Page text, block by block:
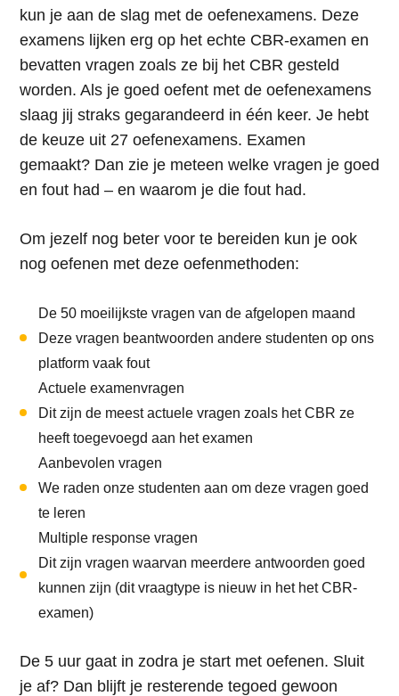
kun je aan de slag met de oefenexamens. Deze
examens lijken erg op het echte CBR-examen en
bevatten vragen zoals ze bij het CBR gesteld
worden. Als je goed oefent met de oefenexamens
slaag jij straks gegarandeerd in één keer. Je hebt
de keuze uit 27 oefenexamens. Examen
gemaakt? Dan zie je meteen welke vragen je goed
en fout had – en waarom je die fout had.
Om jezelf nog beter voor te bereiden kun je ook
nog oefenen met deze oefenmethoden:
De 50 moeilijkste vragen van de afgelopen maand
Deze vragen beantwoorden andere studenten op ons
platform vaak fout
Actuele examenvragen
Dit zijn de meest actuele vragen zoals het CBR ze
heeft toegevoegd aan het examen
Aanbevolen vragen
We raden onze studenten aan om deze vragen goed
te leren
Multiple response vragen
Dit zijn vragen waarvan meerdere antwoorden goed
kunnen zijn (dit vraagtype is nieuw in het het CBR-
examen)
De 5 uur gaat in zodra je start met oefenen. Sluit
je af? Dan blijft je resterende tegoed gewoon